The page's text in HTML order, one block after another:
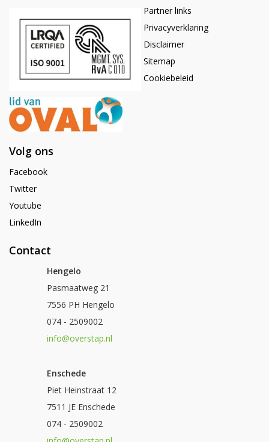
Partner links
Privacyverklaring
Disclaimer
Sitemap
Cookiebeleid
Volg ons
Facebook
Twitter
Youtube
LinkedIn
Contact
Hengelo
Pasmaatweg 21
7556 PH Hengelo
074 - 2509002
info@overstap.nl
Enschede
Piet Heinstraat 12
7511 JE Enschede
074 - 2509002